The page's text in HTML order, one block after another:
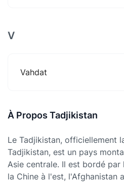
V
Vahdat
À Propos Tadjikistan
Le Tadjikistan, officiellement
Tadjikistan, est un pays
Asie centrale. Il est bordé par
la Chine à l'est, l'Afghanistan